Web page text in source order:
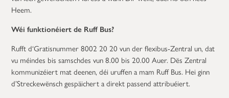
Heem.
Wéi funktionéiert de Ruff Bus?
Rufft d‘Gratisnummer 8002 20 20 vun der flexibus-Zentral un, dat
vu méindes bis samschdes vun 8.00 bis 20.00 Auer. Dës Zentral
kommunizéiert mat deenen, déi uruffen a mam Ruff Bus. Hei ginn
d’Streckewënsch gespäichert a direkt passend attribuéiert.